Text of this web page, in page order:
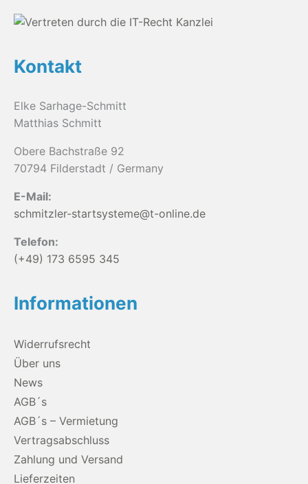
Kontakt
Elke Sarhage-Schmitt
Matthias Schmitt
Obere Bachstraße 92
70794 Filderstadt / Germany
E-Mail:
schmitzler-startsysteme@t-online.de
Telefon:
(+49) 173 6595 345
Informationen
Widerrufsrecht
Über uns
News
AGB´s
AGB´s – Vermietung
Vertragsabschluss
Zahlung und Versand
Lieferzeiten